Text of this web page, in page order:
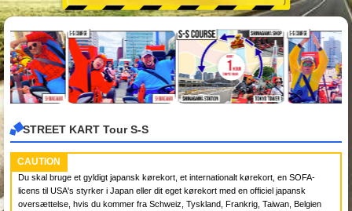
STREET KART Tour S-S
CAUTION
Du skal bruge et gyldigt japansk kørekort, et internationalt kørekort, en SOFA-
licens til USA's styrker i Japan eller dit eget kørekort med en officiel japansk
oversættelse, hvis du kommer fra Schweiz, Tyskland, Frankrig, Taiwan, Belgien